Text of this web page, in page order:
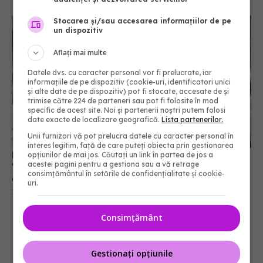
Doliu în cinematografie. A murit Brenda Fricker,
"Doamna cu porumbei" din "Singur acasă 2" și
câștigătoare a premiului Oscar
17 iul 2026, 20:34
Stocarea și/sau accesarea informațiilor de pe
un dispozitiv
Aflați mai multe
Datele dvs. cu caracter personal vor fi prelucrate, iar
informațiile de pe dispozitiv (cookie-uri, identificatori unici
și alte date de pe dispozitiv) pot fi stocate, accesate de și
trimise către 224 de parteneri sau pot fi folosite în mod
specific de acest site. Noi și partenerii noștri putem folosi
date exacte de localizare geografică.Lista partenerilor.
Unii furnizori vă pot prelucra datele cu caracter personal în
interes legitim, față de care puteți obiecta prin gestionarea
opțiunilor de mai jos. Căutați un link în partea de jos a
acestei pagini pentru a gestiona sau a vă retrage
consimțământul în setările de confidențialitate și cookie-
uri.
Consimțământ
Gestionați opțiunile